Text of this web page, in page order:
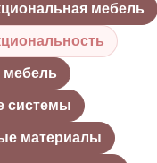
мебель
мебель
системы
материалы